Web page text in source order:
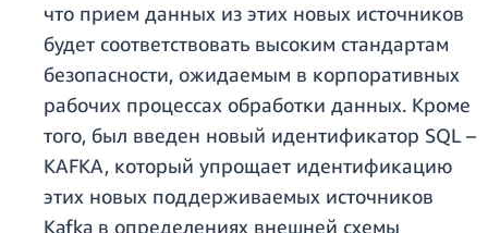
что прием данных из этих новых источников
будет соответствовать высоким стандартам
безопасности, ожидаемым в корпоративных
рабочих процессах обработки данных. Кроме
того, был введен новый идентификатор SQL –
KAFKA, который упрощает идентификацию
этих новых поддерживаемых источников
Kafka в определениях внешней схемы